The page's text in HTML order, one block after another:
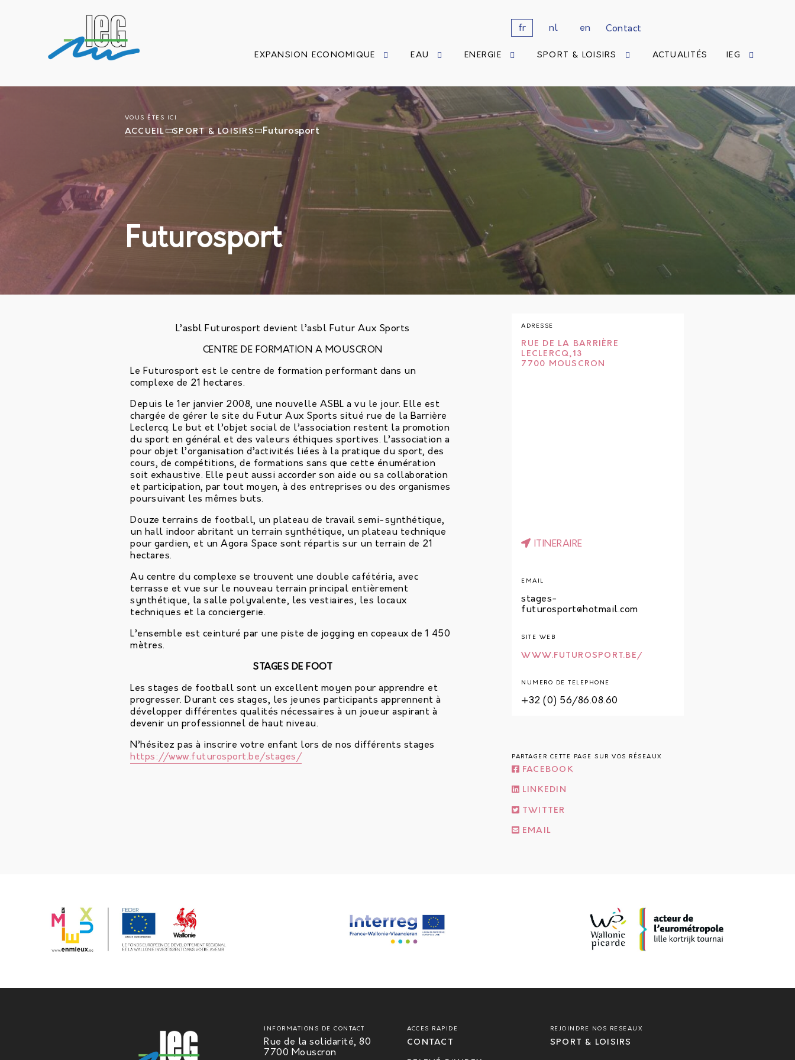
fr nl en Contact
EXPANSION ECONOMIQUE EAU ENERGIE SPORT & LOISIRS ACTUALITÉS IEG
VOUS ÊTES ICI
ACCUEIL SPORT & LOISIRS Futurosport
Futurosport
L’asbl Futurosport devient l’asbl Futur Aux Sports
CENTRE DE FORMATION A MOUSCRON
Le Futurosport est le centre de formation performant dans un
complexe de 21 hectares.
Depuis le 1er janvier 2008, une nouvelle ASBL a vu le jour. Elle est
chargée de gérer le site du Futur Aux Sports situé rue de la Barrière
Leclercq. Le but et l’objet social de l’association restent la promotion
du sport en général et des valeurs éthiques sportives. L’association a
pour objet l’organisation d’activités liées à la pratique du sport, des
cours, de compétitions, de formations sans que cette énumération
soit exhaustive. Elle peut aussi accorder son aide ou sa collaboration
et participation, par tout moyen, à des entreprises ou des organismes
poursuivant les mêmes buts.
Douze terrains de football, un plateau de travail semi-synthétique,
un hall indoor abritant un terrain synthétique, un plateau technique
pour gardien, et un Agora Space sont répartis sur un terrain de 21
hectares.
Au centre du complexe se trouvent une double cafétéria, avec
terrasse et vue sur le nouveau terrain principal entièrement
synthétique, la salle polyvalente, les vestiaires, les locaux
techniques et la conciergerie.
L’ensemble est ceinturé par une piste de jogging en copeaux de 1 450
mètres.
STAGES DE FOOT
Les stages de football sont un excellent moyen pour apprendre et
progresser. Durant ces stages, les jeunes participants apprennent à
développer différentes qualités nécessaires à un joueur aspirant à
devenir un professionnel de haut niveau.
N’hésitez pas à inscrire votre enfant lors de nos différents stages
https://www.futurosport.be/stages/
ADRESSE
RUE DE LA BARRIÈRE
LECLERCQ,13
7700 MOUSCRON
ITINERAIRE
EMAIL
stages-
futurosport@hotmail.com
SITE WEB
WWW.FUTUROSPORT.BE/
NUMERO DE TELEPHONE
+32 (0) 56/86.08.60
PARTAGER CETTE PAGE SUR VOS RÉSEAUX
FACEBOOK
LINKEDIN
TWITTER
EMAIL
INFORMATIONS DE CONTACT
Rue de la solidarité, 80
7700 Mouscron
ACCES RAPIDE
CONTACT
REJOINDRE NOS RESEAUX
SPORT & LOISIRS